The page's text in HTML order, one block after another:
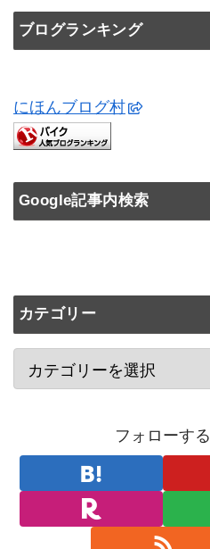
ブログランキング
にほんブログ村
Google記事内検索
カテゴリー
フォローする